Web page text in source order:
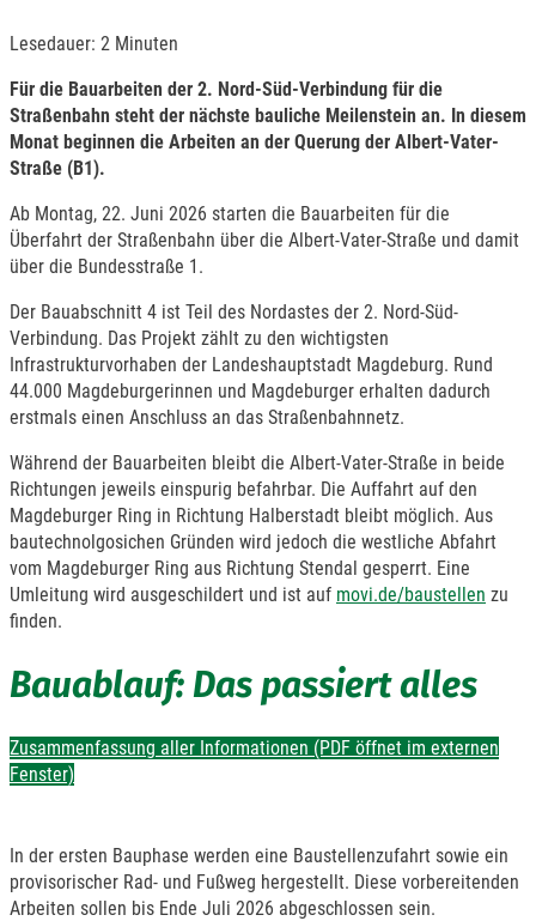
Lesedauer: 2 Minuten
Für die Bauarbeiten der 2. Nord-Süd-Verbindung für die
Straßenbahn steht der nächste bauliche Meilenstein an. In diesem
Monat beginnen die Arbeiten an der Querung der Albert-Vater-
Straße (B1).
Ab Montag, 22. Juni 2026 starten die Bauarbeiten für die
Überfahrt der Straßenbahn über die Albert-Vater-Straße und damit
über die Bundesstraße 1.
Der Bauabschnitt 4 ist Teil des Nordastes der 2. Nord-Süd-
Verbindung. Das Projekt zählt zu den wichtigsten
Infrastrukturvorhaben der Landeshauptstadt Magdeburg. Rund
44.000 Magdeburgerinnen und Magdeburger erhalten dadurch
erstmals einen Anschluss an das Straßenbahnnetz.
Während der Bauarbeiten bleibt die Albert-Vater-Straße in beide
Richtungen jeweils einspurig befahrbar. Die Auffahrt auf den
Magdeburger Ring in Richtung Halberstadt bleibt möglich. Aus
bautechnolgosichen Gründen wird jedoch die westliche Abfahrt
vom Magdeburger Ring aus Richtung Stendal gesperrt. Eine
Umleitung wird ausgeschildert und ist auf movi.de/baustellen zu
finden.
Bauablauf: Das passiert alles
Zusammenfassung aller Informationen (PDF öffnet im externen
Fenster)
In der ersten Bauphase werden eine Baustellenzufahrt sowie ein
provisorischer Rad- und Fußweg hergestellt. Diese vorbereitenden
Arbeiten sollen bis Ende Juli 2026 abgeschlossen sein.